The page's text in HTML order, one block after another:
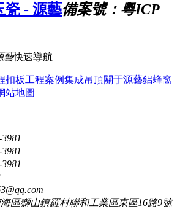
備案號：粵ICP
快速導航
扣板工程案例集成吊頂關于源藝鋁蜂窩
站地圖
區獅山鎮羅村聯和工業區東區16路9號